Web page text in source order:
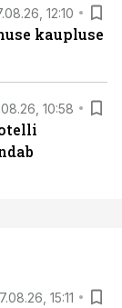
12:10
kaupluse
10:58
15:11